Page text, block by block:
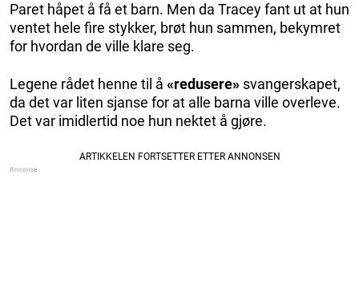
Paret håpet å få et barn. Men da Tracey fant ut at hun
ventet hele fire stykker, brøt hun sammen, bekymret
for hvordan de ville klare seg.
Legene rådet henne til å «redusere» svangerskapet,
da det var liten sjanse for at alle barna ville overleve.
Det var imidlertid noe hun nektet å gjøre.